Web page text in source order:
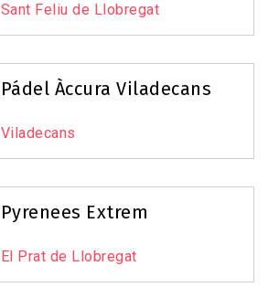
Sant Feliu de Llobregat
Pádel Àccura Viladecans
Viladecans
Pyrenees Extrem
El Prat de Llobregat